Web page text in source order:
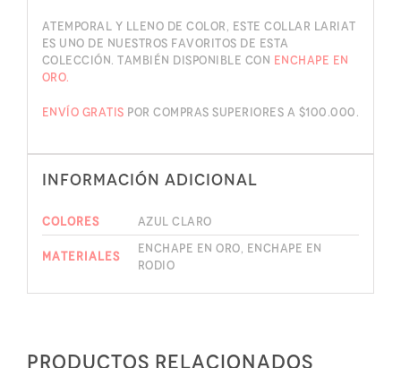
Atemporal y lleno de color, este collar lariat
es uno de nuestros favoritos de esta
colección. También disponible con enchape en
oro.
Envío gratis por compras superiores a $100.000.
Información adicional
Colores Azul claro
Materiales
Enchape en oro, Enchape en
rodio
Productos relacionados